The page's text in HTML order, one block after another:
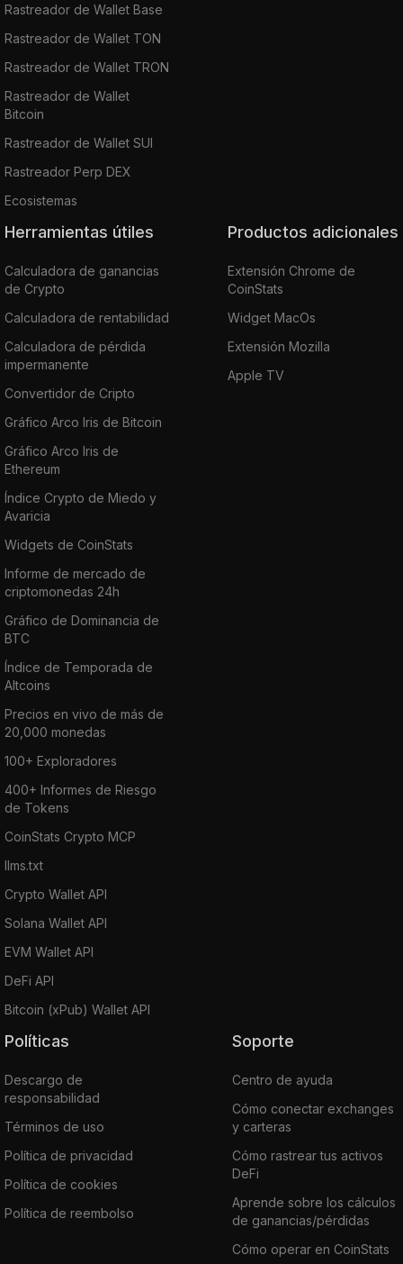
Rastreador de Wallet Base
Rastreador de Wallet TON
Rastreador de Wallet TRON
Rastreador de Wallet
Bitcoin
Rastreador de Wallet SUI
Rastreador Perp DEX
Ecosistemas
Herramientas útiles
Calculadora de ganancias
de Crypto
Calculadora de rentabilidad
Calculadora de pérdida
impermanente
Convertidor de Cripto
Gráfico Arco Iris de Bitcoin
Gráfico Arco Iris de
Ethereum
Índice Crypto de Miedo y
Avaricia
Widgets de CoinStats
Informe de mercado de
criptomonedas 24h
Gráfico de Dominancia de
BTC
Índice de Temporada de
Altcoins
Precios en vivo de más de
20,000 monedas
100+ Exploradores
400+ Informes de Riesgo
de Tokens
CoinStats Crypto MCP
llms.txt
Crypto Wallet API
Solana Wallet API
EVM Wallet API
DeFi API
Bitcoin (xPub) Wallet API
Productos adicionales
Extensión Chrome de
CoinStats
Widget MacOs
Extensión Mozilla
Apple TV
Políticas
Descargo de
responsabilidad
Términos de uso
Política de privacidad
Política de cookies
Política de reembolso
Soporte
Centro de ayuda
Cómo conectar exchanges
y carteras
Cómo rastrear tus activos
DeFi
Aprende sobre los cálculos
de ganancias/pérdidas
Cómo operar en CoinStats